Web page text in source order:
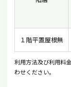
１階平置屋根無
利用方法及び利用料
わせください。